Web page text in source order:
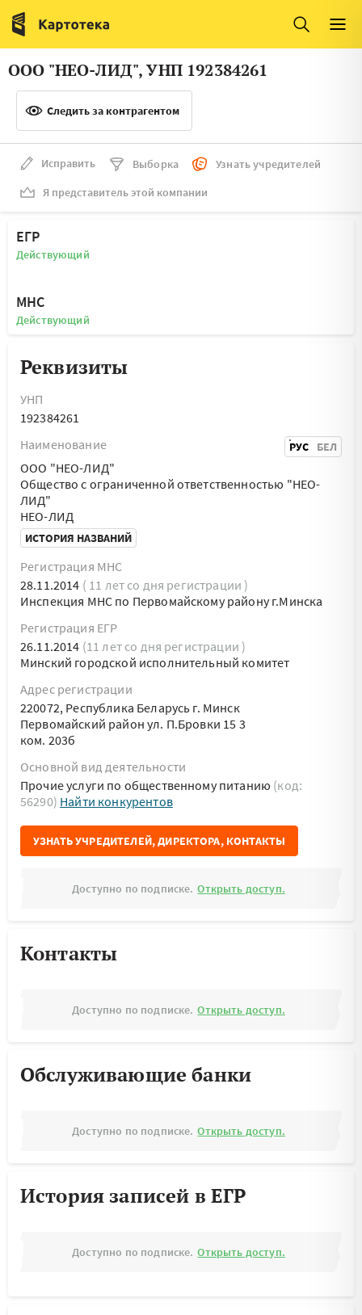
Италия
Люксембург
Литва
Нидерланды
ООО "НЕО-ЛИД", УНП 192384261
Следить за контрагентом
Исправить Выборка
Узнать учредителей
Я представитель этой компании
ЕГР
Действующий
МНС
Действующий
Реквизиты
УНП
192384261
Наименование
РУС БЕЛ
ООО "НЕО-ЛИД"
Общество с ограниченной ответственностью "НЕО-
ЛИД"
НЕО-ЛИД
ИСТОРИЯ НАЗВАНИЙ
Регистрация МНС
28.11.2014 ( 11 лет со дня регистрации )
Инспекция МНС по Первомайскому району г.Минска
Регистрация ЕГР
26.11.2014 (11 лет со дня регистрации )
Минский городской исполнительный комитет
Адрес регистрации
220072, Республика Беларусь г. Минск
Первомайский район ул. П.Бровки 15 3
ком. 203б
Основной вид деятельности
Прочие услуги по общественному питанию (код:
56290) Найти конкурентов
УЗНАТЬ УЧРЕДИТЕЛЕЙ, ДИРЕКТОРА, КОНТАКТЫ
Доступно по подписке. Открыть доступ.
Контакты
Доступно по подписке. Открыть доступ.
Обслуживающие банки
Доступно по подписке. Открыть доступ.
История записей в ЕГР
Доступно по подписке. Открыть доступ.